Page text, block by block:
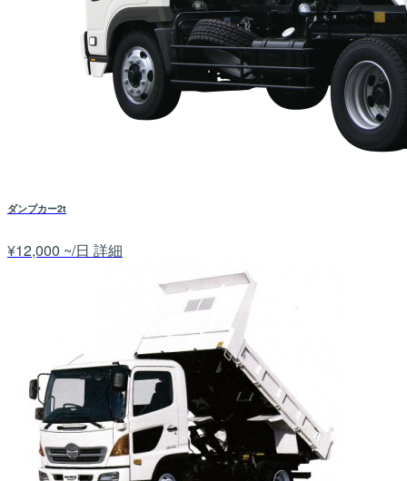
ダンプカー2t
¥12,000 ~/日 詳細